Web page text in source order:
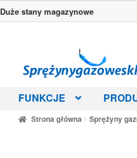
Duże stany magazynowe
nawigacji
treści
FUNKCJE
Strona główna Sprężyny